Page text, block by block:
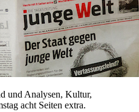
und Analysen, Kultur,
acht Seiten extra.